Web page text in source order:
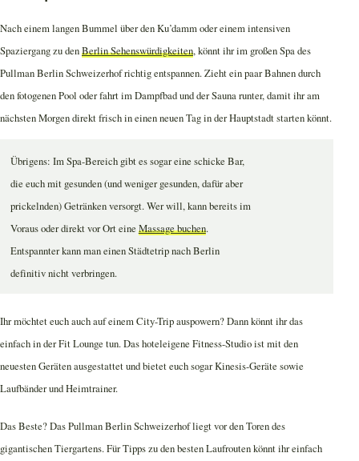
Nach einem langen Bummel über den Ku’damm oder einem intensiven
Spaziergang zu denBerlin Sehenswürdigkeiten, könnt ihr im großen Spa des
Pullman Berlin Schweizerhof richtig entspannen. Zieht ein paar Bahnen durch
den fotogenen Pool oder fahrt im Dampfbad und der Sauna runter, damit ihr am
nächsten Morgen direkt frisch in einen neuen Tag in der Hauptstadt starten könnt.
Übrigens: Im Spa-Bereich gibt es sogar eine schicke Bar,
die euch mit gesunden (und weniger gesunden, dafür aber
prickelnden) Getränken versorgt. Wer will, kann bereits im
Voraus oder direkt vor Ort eine Massage buchen.
Entspannter kann man einen Städtetrip nach Berlin
definitiv nicht verbringen.
Ihr möchtet euch auch auf einem City-Trip auspowern? Dann könnt ihr das
einfach in der Fit Lounge tun. Das hoteleigene Fitness-Studio ist mit den
neuesten Geräten ausgestattet und bietet euch sogar Kinesis-Geräte sowie
Laufbänder und Heimtrainer.
Das Beste? Das Pullman Berlin Schweizerhof liegt vor den Toren des
gigantischen Tiergartens. Für Tipps zu den besten Laufrouten könnt ihr einfach